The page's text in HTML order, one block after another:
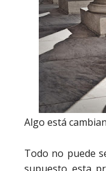
Algo está
Todo no puede